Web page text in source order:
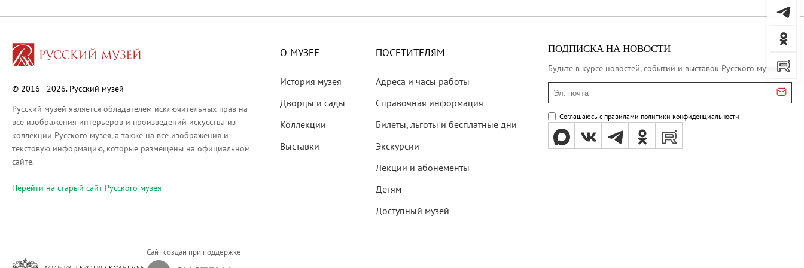
Русское искусство второй половины XIX века
Будущие выставки
Садко
Михаил Нестеров
Архив выставок
Степан Эрьзя – скульптор мира. К 150-летию со дня рождения
© 2016 - 2026. Русский музей
Русский музей является обладателем исключительных прав на
все изображения интерьеров и произведений искусства из
коллекции Русского музея, а также на все изображения и
текстовую информацию, которые размещены на официальном
сайте.
Перейти на cтарый сайт Русского музея
О МУЗЕЕ
История музея
Дворцы и сады
Коллекции
Выставки
ПОСЕТИТЕЛЯМ
Адреса и часы работы
Справочная информация
Билеты, льготы и бесплатные дни
Экскурсии
Лекции и абонементы
Детям
Доступный музей
ПОДПИСКА НА НОВОСТИ
Будьте в курсе новостей, событий и выставок Русского музея
Эл. почта
Соглашаюсь с правилами политики конфиденциальности
Сайт создан при поддержке